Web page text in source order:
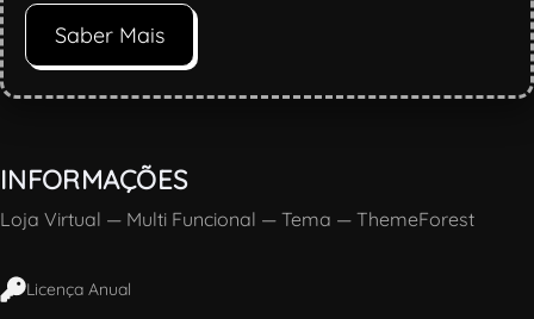
Saber Mais
INFORMAÇÕES
Loja Virtual — Multi Funcional — Tema — ThemeForest
Licença Anual